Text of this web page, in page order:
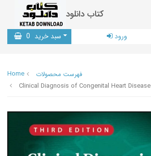
کتاب دانلود
سبد خرید 0 ورود
Home
فهرست محصولات
Clinical Diagnosis of Congenital Heart Disease